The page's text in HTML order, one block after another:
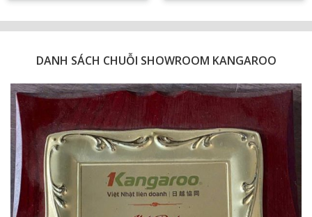
DANH SÁCH CHUỖI SHOWROOM KANGAROO